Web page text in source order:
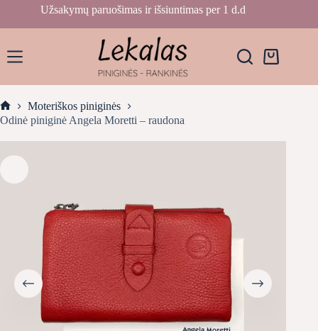
content
Užsakymų paruošimas ir išsiuntimas per 1 d.d
Krepšelis
Home
Moteriškos piniginės
Odinė piniginė Angela Moretti – raudona